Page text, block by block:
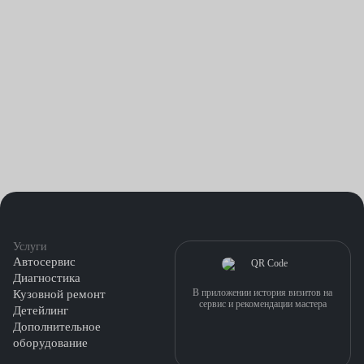
Услуги
Автосервис
Диагностика
Кузовной ремонт
Детейлинг
Дополнительное
оборудование
В приложении история визитов на
сервис и рекомендации мастера